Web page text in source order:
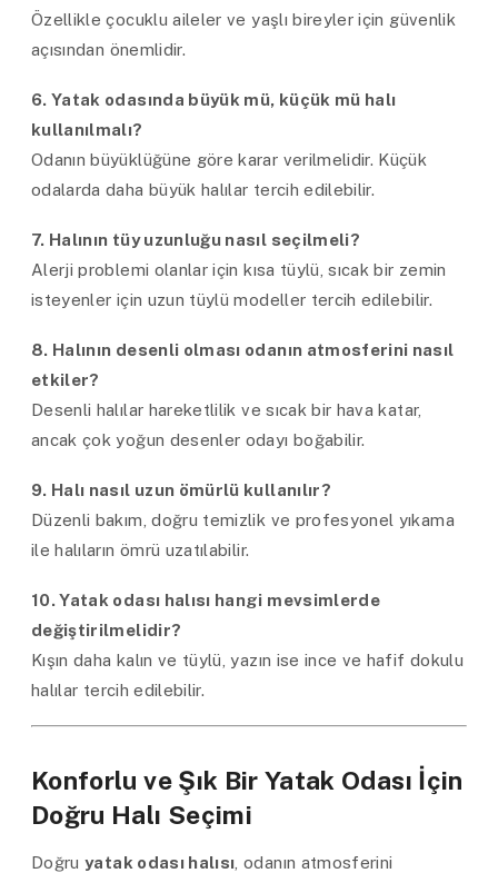
Özellikle çocuklu aileler ve yaşlı bireyler için güvenlik
açısından önemlidir.
6. Yatak odasında büyük mü, küçük mü halı
kullanılmalı?
Odanın büyüklüğüne göre karar verilmelidir. Küçük
odalarda daha büyük halılar tercih edilebilir.
7. Halının tüy uzunluğu nasıl seçilmeli?
Alerji problemi olanlar için kısa tüylü, sıcak bir zemin
isteyenler için uzun tüylü modeller tercih edilebilir.
8. Halının desenli olması odanın atmosferini nasıl
etkiler?
Desenli halılar hareketlilik ve sıcak bir hava katar,
ancak çok yoğun desenler odayı boğabilir.
9. Halı nasıl uzun ömürlü kullanılır?
Düzenli bakım, doğru temizlik ve profesyonel yıkama
ile halıların ömrü uzatılabilir.
10. Yatak odası halısı hangi mevsimlerde
değiştirilmelidir?
Kışın daha kalın ve tüylü, yazın ise ince ve hafif dokulu
halılar tercih edilebilir.
Konforlu ve Şık Bir Yatak Odası İçin
Doğru Halı Seçimi
Doğruyatak odası halısı , odanın atmosferini